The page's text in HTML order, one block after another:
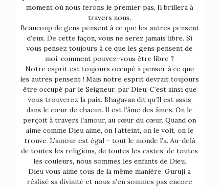
moment où nous ferons le premier pas, Il brillera à
travers nous.
Beaucoup de gens pensent à ce que les autres pensent
d’eux. De cette façon, vous ne serez jamais libre. Si
vous pensez toujours à ce que les gens pensent de
moi, comment pouvez-vous être libre ?
Notre esprit est toujours occupé à penser à ce que
les autres pensent ! Mais notre esprit devrait toujours
être occupé par le Seigneur, par Dieu. C’est ainsi que
vous trouverez la paix. Bhagavan dit qu’Il est assis
dans le cœur de chacun. Il est l’âme des âmes. On le
perçoit à travers l’amour, au cœur du cœur. Quand on
aime comme Dieu aime, on l’atteint, on le voit, on le
trouve. L’amour est égal – tout le monde l’a. Au-delà
de toutes les religions, de toutes les castes, de toutes
les couleurs, nous sommes les enfants de Dieu.
Dieu vous aime tous de la même manière. Guruji a
réalisé sa divinité et nous n’en sommes pas encore